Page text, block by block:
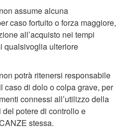
assume alcuna
caso fortuito o forza maggiore,
all’acquisto nei tempi
qualsivoglia ulteriore
potrà ritenersi responsabile
caso di dolo o colpa grave, per
connessi all’utilizzo della
potere di controllo e
stessa.